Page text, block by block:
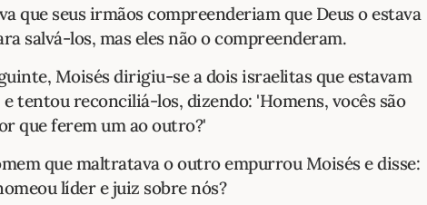
que seus irmãos compreenderiam que Deus o estava
salvá-los, mas eles não o compreenderam.
Moisés dirigiu-se a dois israelitas que estavam
tentou reconciliá-los, dizendo: 'Homens, vocês são
que ferem um ao outro?'
que maltratava o outro empurrou Moisés e disse:
líder e juiz sobre nós?